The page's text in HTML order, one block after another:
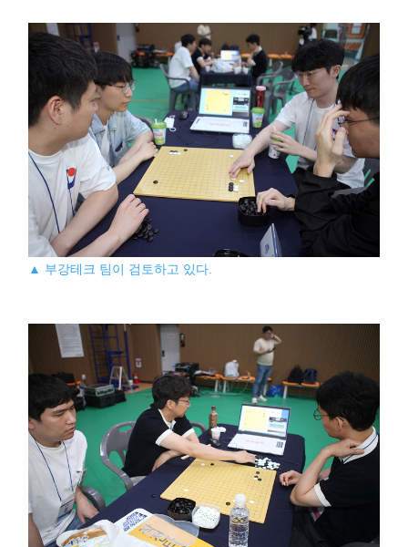
▲ 부강테크 팀이 검토하고 있다.